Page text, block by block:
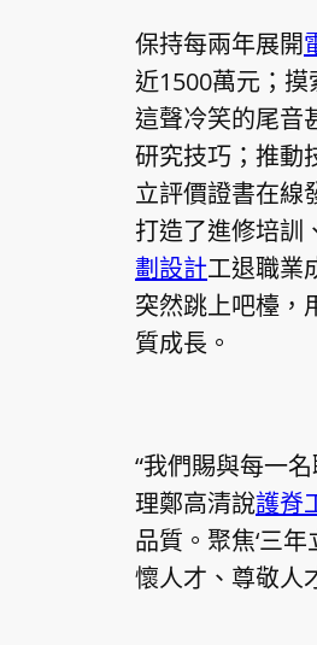
保持每兩年展開
近1500萬元；摸
這聲冷笑的尾音
研究技巧；推動
立評價證書在線
打造了進修培訓
劃設計工退職業
突然跳上吧檯，
質成長。
“我們賜與每一
理鄭高清說護脊
品質。聚焦‘三
懷人才、尊敬人